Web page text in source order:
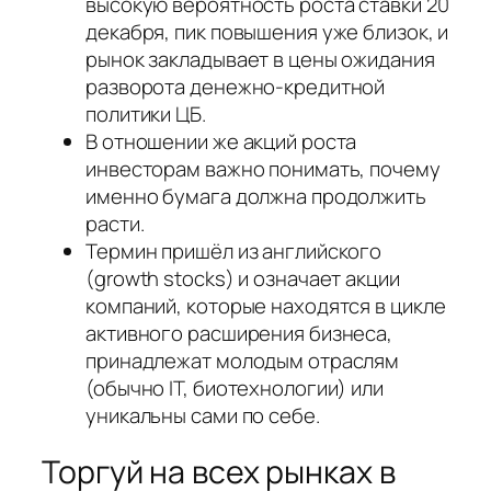
декабря, пик повышения уже близок, и
рынок закладывает в цены ожидания
разворота денежно-кредитной
политики ЦБ.
В отношении же акций роста
инвесторам важно понимать, почему
именно бумага должна продолжить
расти.
Термин пришёл из английского
(growth stocks) и означает акции
компаний, которые находятся в цикле
активного расширения бизнеса,
принадлежат молодым отраслям
(обычно IT, биотехнологии) или
уникальны сами по себе.
Торгуй на всех рынках в